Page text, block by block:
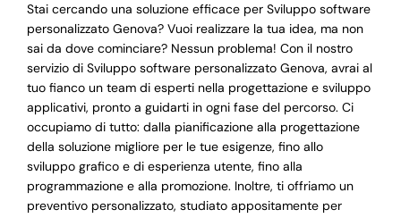
Stai cercando una soluzione efficace per Sviluppo software
personalizzato Genova? Vuoi realizzare la tua idea, ma non
sai da dove cominciare? Nessun problema! Con il nostro
servizio di Sviluppo software personalizzato Genova, avrai al
tuo fianco un team di esperti nella progettazione e sviluppo
applicativi, pronto a guidarti in ogni fase del percorso. Ci
occupiamo di tutto: dalla pianificazione alla progettazione
della soluzione migliore per le tue esigenze, fino allo
sviluppo grafico e di esperienza utente, fino alla
programmazione e alla promozione. Inoltre, ti offriamo un
preventivo personalizzato, studiato appositamente per